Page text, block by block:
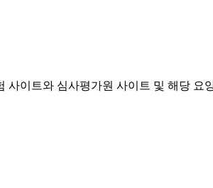
이트와 심사평가원 사이트 및 해당